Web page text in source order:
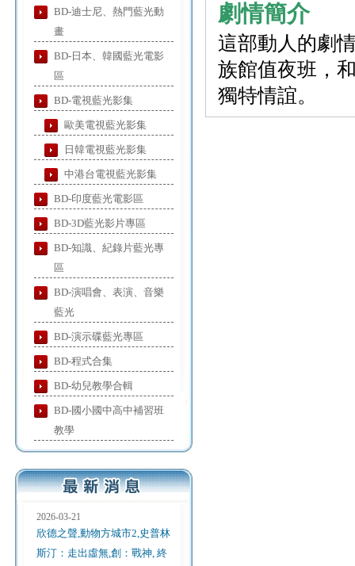
BD-迪士尼、熱門藍光動
畫
BD-日本、韓國藍光電影
區
BD-電視藍光影集
歐美電視藍光影集
日韓電視藍光影集
中港台電視藍光影集
BD-印度藍光電影區
BD-3D藍光影片專區
BD-知識、紀錄片藍光專
區
BD-演唱會、表演、音樂
藍光
BD-演示碟藍光專區
BD-程式合集
BD-幼兒教學合輯
BD-國小國中高中補習班
教學
2026-03-21
欣德之聲,動物方城市2,史普林
斯汀：走出虛無,創：戰神, 終
劇情簡介
這部動人的劇
族館值夜班，
獨特情誼。